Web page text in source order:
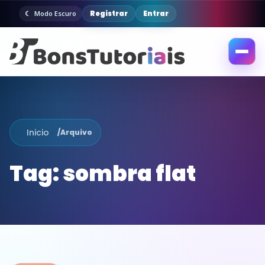
Modo Escuro Registrar Entrar
Abrir
Inicio /Arquivo
Tag:sombra flat